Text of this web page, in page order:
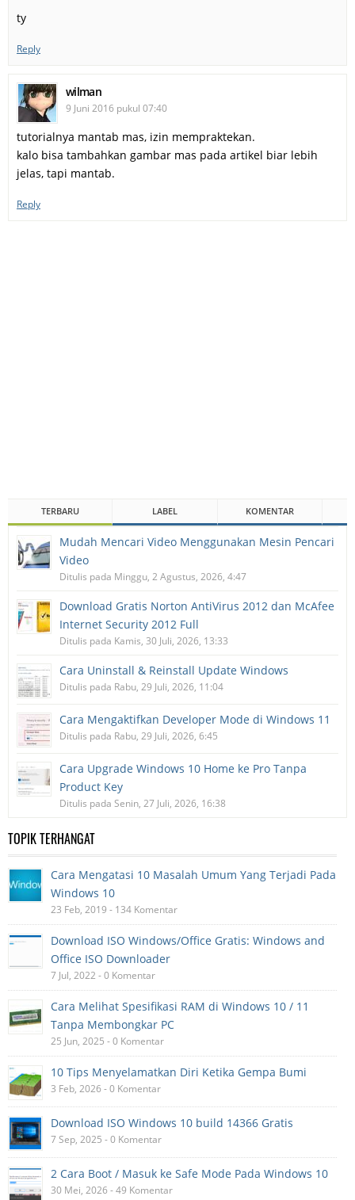
ty
Reply
wilman
9 Juni 2016 pukul 07:40
tutorialnya mantab mas, izin mempraktekan.
kalo bisa tambahkan gambar mas pada artikel biar lebih
jelas, tapi mantab.
Reply
TERBARU LABEL KOMENTAR
Mudah Mencari Video Menggunakan Mesin Pencari
Video
Ditulis pada Minggu, 2 Agustus, 2026, 4:47
Download Gratis Norton AntiVirus 2012 dan McAfee
Internet Security 2012 Full
Ditulis pada Kamis, 30 Juli, 2026, 13:33
Cara Uninstall & Reinstall Update Windows
Ditulis pada Rabu, 29 Juli, 2026, 11:04
Cara Mengaktifkan Developer Mode di Windows 11
Ditulis pada Rabu, 29 Juli, 2026, 6:45
Cara Upgrade Windows 10 Home ke Pro Tanpa
Product Key
Ditulis pada Senin, 27 Juli, 2026, 16:38
TOPIK TERHANGAT
Cara Mengatasi 10 Masalah Umum Yang Terjadi Pada
Windows 10
23 Feb, 2019 - 134 Komentar
Download ISO Windows/Office Gratis: Windows and
Office ISO Downloader
7 Jul, 2022 - 0 Komentar
Cara Melihat Spesifikasi RAM di Windows 10 / 11
Tanpa Membongkar PC
25 Jun, 2025 - 0 Komentar
10 Tips Menyelamatkan Diri Ketika Gempa Bumi
3 Feb, 2026 - 0 Komentar
Download ISO Windows 10 build 14366 Gratis
7 Sep, 2025 - 0 Komentar
2 Cara Boot / Masuk ke Safe Mode Pada Windows 10
30 Mei, 2026 - 49 Komentar